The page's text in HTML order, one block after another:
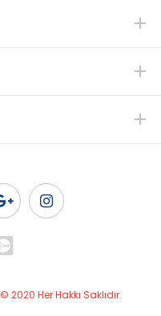
© 2020 Her Hakkı Saklıdır.